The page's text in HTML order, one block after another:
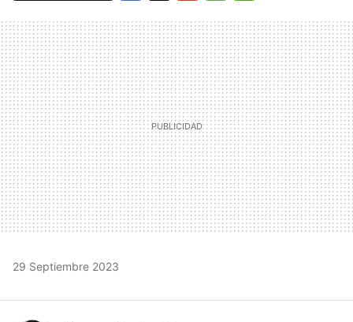
MAIL
29 Septiembre 2023